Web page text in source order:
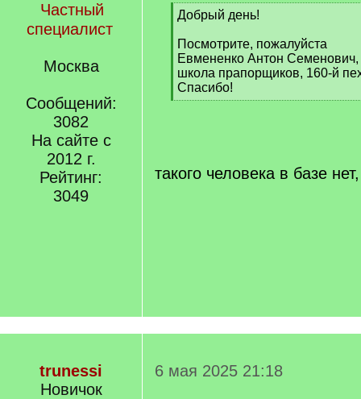
Частный
специалист
Москва
Сообщений:
3082
На сайте с
2012 г.
Рейтинг:
3049
[
]
Добрый день!
Посмотрите, пожалуйста
Евмененко Антон Семенович,
школа прапорщиков, 160-й
Спасибо!
[
такого человека в базе
trunessi
Новичок
6 мая 2025 21:18